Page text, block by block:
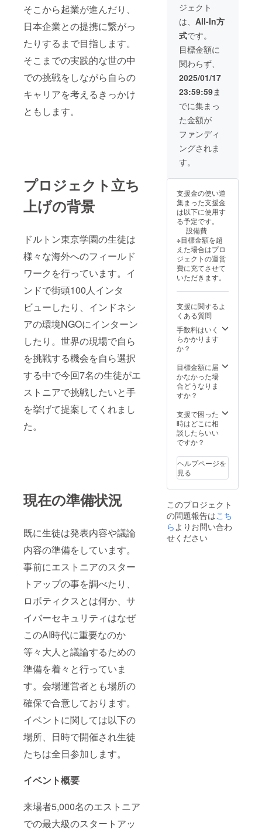
そこから起業が進んだり、
日本企業との提携に繋がっ
たりするまで目指します。
そこまでの実践的な世の中
での挑戦をしながら自らの
キャリアを考えるきっかけ
ともします。
プロジェクト立ち
上げの背景
ドルトン東京学園の生徒は
様々な海外へのフィールド
ワークを行っています。イ
ンドで街頭100人インタ
ビューしたり、インドネシ
アの環境NGOにインターン
したり。世界の現場で自ら
を挑戦する機会を自ら選択
する中で今回7名の生徒がエ
ストニアで挑戦したいと手
を挙げて提案してくれまし
た。
現在の準備状況
既に生徒は発表内容や議論
内容の準備をしています。
事前にエストニアのスター
トアップの事を調べたり、
ロボティクスとは何か、サ
イバーセキュリティはなぜ
このAI時代に重要なのか
等々大人と議論するための
準備を着々と行っていま
す。会場運営者とも場所の
確保で合意しております。
イベントに関しては以下の
場所、日時で開催され生徒
たちは全日参加します。
イベント概要
来場者5,000名のエストニア
での最大級のスタートアッ
で生徒たちが30
分程度の報告
会。チャット等
で質問していた
だき交流も出来
ればと考えてお
ります。 ※詳細
はメールにて共
ジェクト
は、 All-In方
式です。
目標金額に
関わらず、
2025/01/17
23:59:59ま
でに集まっ
た金額が
ファンディ
ングされま
す。
支援金の使い道
集まった支援金
は以下に使用す
る予定です。
設備費
※目標金額を超
えた場合はプロ
ジェクトの運営
費に充てさせて
いただきます。
支援に関するよ
くある質問
手数料はいく
らかかります
か？
目標金額に届
かなかった場
合どうなりま
すか？
支援で困った
時はどこに相
談したらいい
ですか？
ヘルプページを
見る
このプロジェクト
の問題報告はこち
ら よりお問い合わ
せください